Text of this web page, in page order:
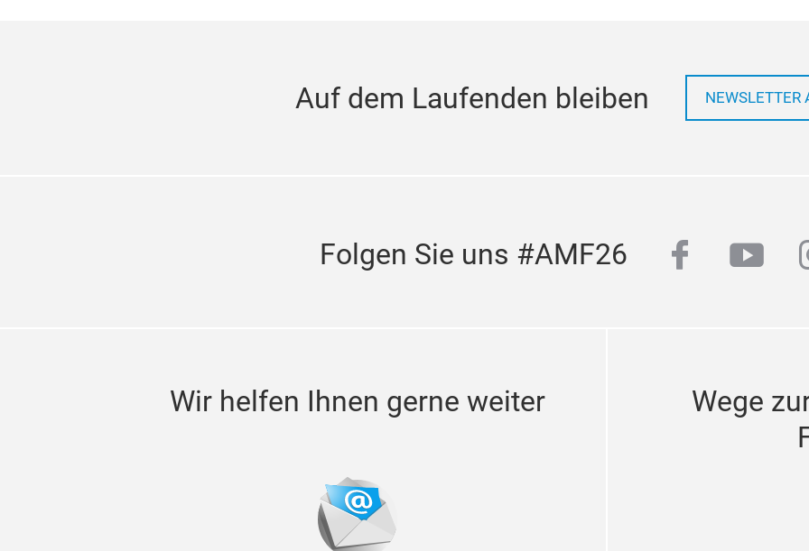
Auf dem Laufenden bleiben NEWSLETTER
Folgen Sie uns #AMF26 facebook
Wir helfen Ihnen gerne weiter
Wege